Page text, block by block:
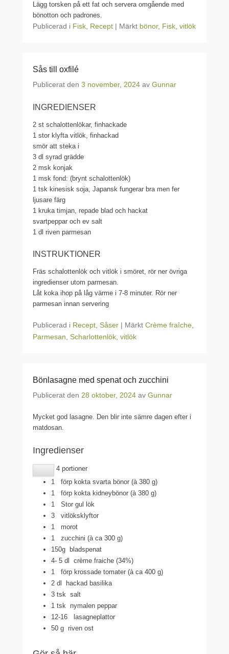
Lägg torsken på ett fat och servera omgående med
bönotton och padrones.
Publicerad i Fisk Recept | Märkt bönor, Fisk vitlök
Sås till oxfilé
Publicerat den 3 november, 2024 av Gunnar
INGREDIENSER
2 st schalottenlökar, finhackade
1 stor klyfta vitlök, finhackad
smör att steka i
3 dl syrad grädde
2 msk konjak
1 msk fond: (brynt schalottenlök)
1 tsk kinesisk soja, Japansk fungerar bra men fer
ljusare färg
1 kruka timjan, repade blad och hackat
svartpeppar och ev salt
1 dl riven parmesan
INSTRUKTIONER
Fräs schalottenlök och vitlök i smöret, rör ner övriga
ingredienser utom parmesan.
Låt koka ihop på låg värme i 7-8 minuter. Rör ner
parmesan innan servering
Publicerad i Recept Såser | Märkt Crème fraîche
Parmesan Scharlottenlök vitlök
Bönlasagne med spenat och zucchini
Publicerat den 28 oktober, 2024 av Gunnar
Mycket god lasagne. Den blir inte sämre dagen efter i
matdosan.
Ingredienser
4 portioner
1 förp kokta svarta bönor (à 380 g)
1 förp kokta kidneybönor (à 380 g)
1 Stor gul lök
3 vitlöksklyftor
1 morot
1 zucchini (à ca 300 g)
150g
bladspenat
4- 5 dl crème fraiche (34%)
1 förp krossade tomater (à ca 400 g)
2 dl
hackad basilika
3 tsk salt
1 tsk nymalen peppar
12-16
lasagneplattor
50 g riven ost